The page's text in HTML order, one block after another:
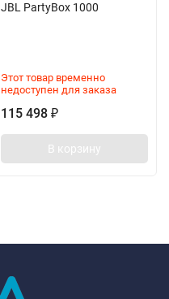
JBL PartyBox 1000
Этот товар временно
недоступен для заказа
115 498 ₽
В корзину